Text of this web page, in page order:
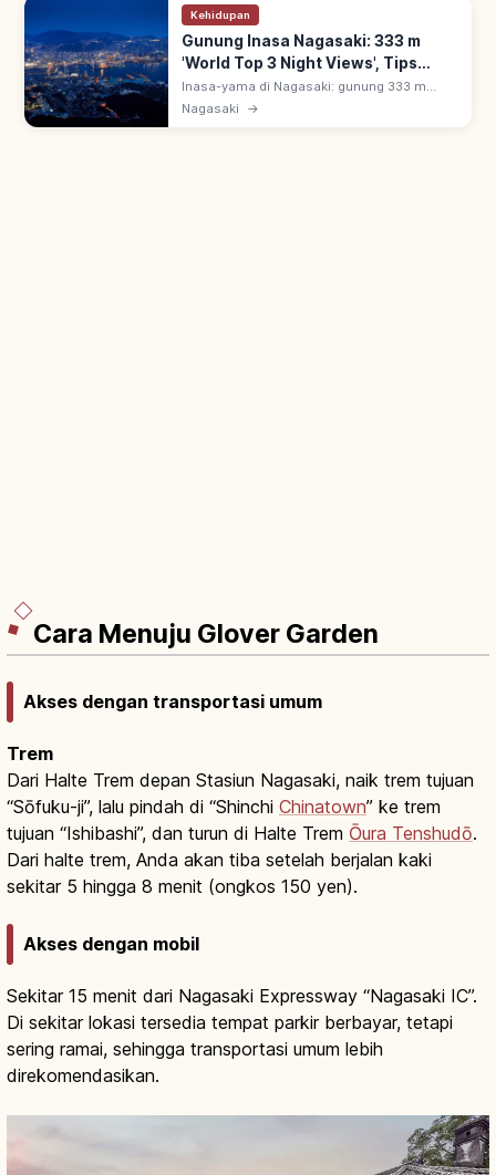
Kehidupan
Gunung Inasa Nagasaki: 333 m
'World Top 3 Night Views', Tips
Berkunjung
Inasa-yama di Nagasaki: gunung 333 m
diakui 'World's New Top 3 Night Views' 2012
(bersama Hong Kong & Monako) & 2021.
Nagasaki →
Cara Menuju Glover Garden
Akses dengan transportasi umum
Trem
Dari Halte Trem depan Stasiun Nagasaki, naik trem tujuan
“Sōfuku-ji”, lalu pindah di “Shinchi Chinatown” ke trem
tujuan “Ishibashi”, dan turun di Halte Trem Ōura Tenshudō.
Dari halte trem, Anda akan tiba setelah berjalan kaki
sekitar 5 hingga 8 menit (ongkos 150 yen).
Akses dengan mobil
Sekitar 15 menit dari Nagasaki Expressway “Nagasaki IC”.
Di sekitar lokasi tersedia tempat parkir berbayar, tetapi
sering ramai, sehingga transportasi umum lebih
direkomendasikan.